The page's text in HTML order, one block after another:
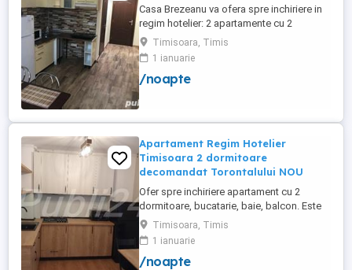
Casa Brezeanu va ofera spre inchiriere in
regim hotelier: 2 apartamente cu 2
dormitoare, baie si bucatarie proprie. (4
locuri cazare in fiecare apartament) 1
apartament cu 1 dormitor, baie si
bucatarie proprie. (3 locuri cazare) Fiecare
Timisoara, Timis
1 ianuarie
/noapte
Apartament Regim Hotelier
Timisoara 2 dormitoare
decomandat Torontalului NOU
Ofer spre inchiriere apartament cu 2
dormitoare, bucatarie, baie, balcon. Este
complet utilat si mobilat nou, clima,
internet, tv, video interfon masina de
spalat haine, lenjerii, prosoape,
consumabile. In incinta complexului de
Timisoara, Timis
1 ianuarie
/noapte